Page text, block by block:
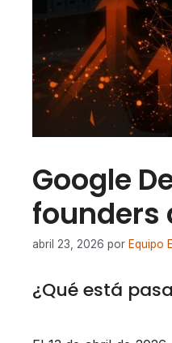
Google
founders
abril 23, 2026 por Equipo
¿Qué está